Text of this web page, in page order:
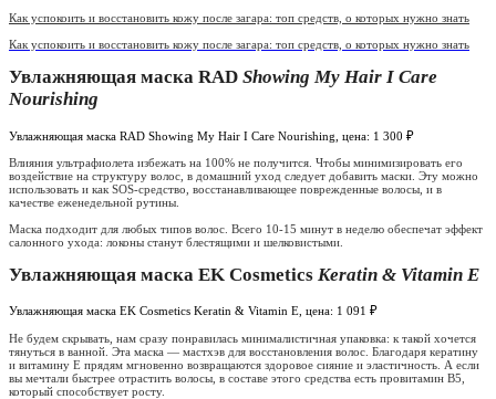
Как успокоить и восстановить кожу после загара: топ средств, о которых нужно знать
Как успокоить и восстановить кожу после загара: топ средств, о которых нужно знать
Увлажняющая маска RAD Showing My Hair I Care
Nourishing
Увлажняющая маска RAD Showing My Hair I Care Nourishing, цена: 1 300 ₽
Влияния ультрафиолета избежать на 100% не получится. Чтобы минимизировать его
воздействие на структуру волос, в домашний уход следует добавить маски. Эту можно
использовать и как SOS-средство, восстанавливающее поврежденные волосы, и в
качестве еженедельной рутины.
Маска подходит для любых типов волос. Всего 10-15 минут в неделю обеспечат эффект
салонного ухода: локоны станут блестящими и шелковистыми.
Увлажняющая маска EK Cosmetics Keratin & Vitamin E
Увлажняющая маска EK Cosmetics Keratin & Vitamin E, цена: 1 091 ₽
Не будем скрывать, нам сразу понравилась минималистичная упаковка: к такой хочется
тянуться в ванной. Эта маска — мастхэв для восстановления волос. Благодаря кератину
и витамину Е прядям мгновенно возвращаются здоровое сияние и эластичность. А если
вы мечтали быстрее отрастить волосы, в составе этого средства есть провитамин В5,
который способствует росту.